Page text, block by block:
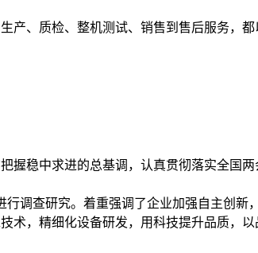
产、质检、整机测试、销售到售后服务，
握稳中求进的总基调，认真贯彻落实全国
调查研究。着重强调了企业加强自主创新
术，精细化设备研发，用科技提升品质，以